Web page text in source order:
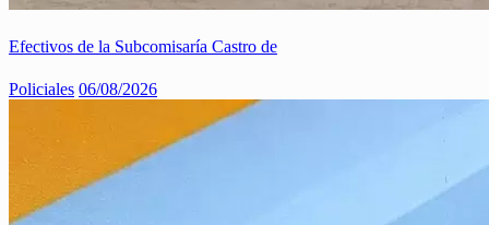
Efectivos de la Subcomisaría Castro de
Policiales 06/08/2026